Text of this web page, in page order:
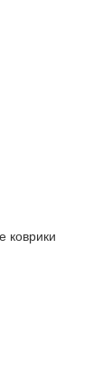
коврики